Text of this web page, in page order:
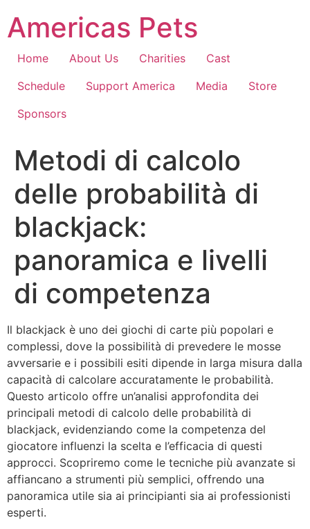
content
Americas Pets
Home About Us Charities
Cast
Schedule
Support America Media
Store
Sponsors
Metodi di calcolo
delle probabilità di
blackjack:
panoramica e livelli
di competenza
Il blackjack è uno dei giochi di carte più popolari e
complessi, dove la possibilità di prevedere le mosse
avversarie e i possibili esiti dipende in larga misura dalla
capacità di calcolare accuratamente le probabilità.
Questo articolo offre un’analisi approfondita dei
principali metodi di calcolo delle probabilità di
blackjack, evidenziando come la competenza del
giocatore influenzi la scelta e l’efficacia di questi
approcci. Scopriremo come le tecniche più avanzate si
affiancano a strumenti più semplici, offrendo una
panoramica utile sia ai principianti sia ai professionisti
esperti.